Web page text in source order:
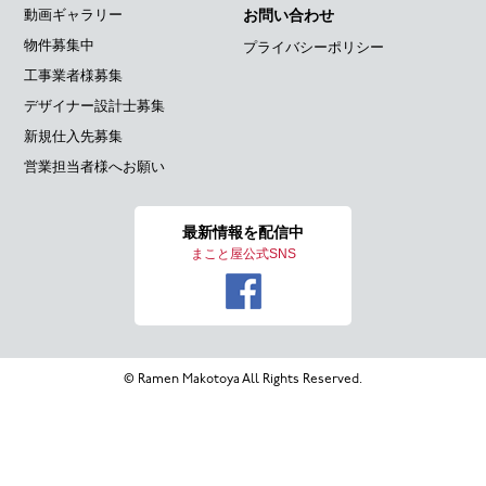
動画ギャラリー
物件募集中
工事業者様募集
デザイナー設計士募集
新規仕入先募集
営業担当者様へお願い
お問い合わせ
プライバシーポリシー
最新情報を配信中
まこと屋公式SNS
© Ramen Makotoya All Rights Reserved.